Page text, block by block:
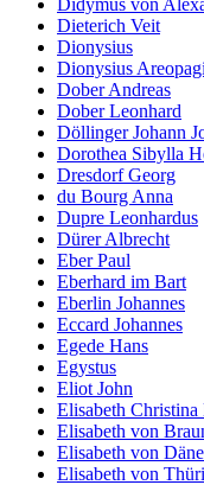
Didymus von
Dieterich Veit
Dionysius
Dionysius
Dober Andreas
Dober Leonhard
Döllinger Johann
Dorothea Sibylla
Dresdorf Georg
du Bourg Anna
Dupre Leonhardus
Dürer Albrecht
Eber Paul
Eberhard im Bart
Eberlin Johannes
Eccard Johannes
Egede Hans
Egystus
Eliot John
Elisabeth
Elisabeth von
Elisabeth von
Elisabeth von